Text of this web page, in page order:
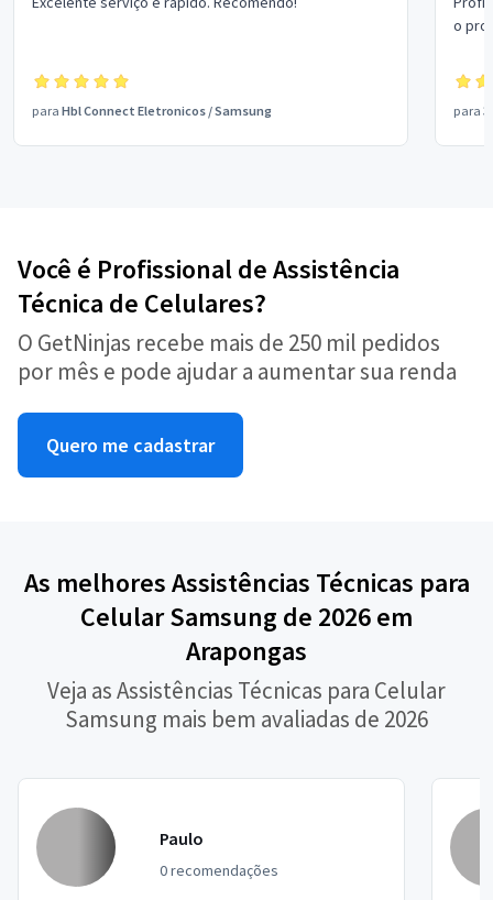
para Hbl Connect Eletronicos /Samsung
o
para
Você é Profissional de Assistência
Técnica de Celulares?
O GetNinjas recebe mais de 250 mil pedidos
por mês e pode ajudar a aumentar sua renda
Quero me cadastrar
As melhores Assistências Técnicas para
Celular Samsung de 2026 em
Arapongas
Veja as Assistências Técnicas para Celular
Samsung mais bem avaliadas de 2026
Paulo
0 recomendações